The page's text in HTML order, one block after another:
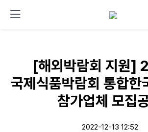
[해외박람회 지원]
국제식품박람회 통합한
참가업체 모집
2022-12-13 12:52